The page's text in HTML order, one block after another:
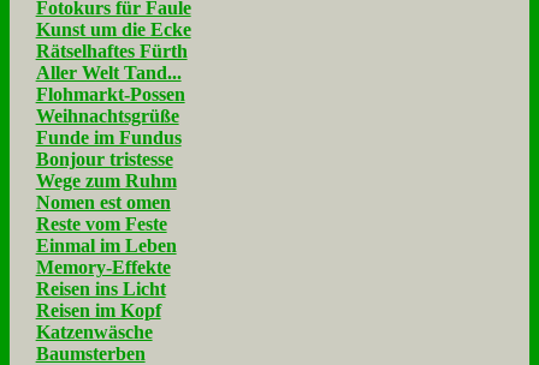
Fotokurs für Faule
Kunst um die Ecke
Rätselhaftes Fürth
Aller Welt Tand...
Flohmarkt-Possen
Weihnachtsgrüße
Funde im Fundus
Bonjour tristesse
Wege zum Ruhm
Nomen est omen
Reste vom Feste
Einmal im Leben
Memory-Effekte
Reisen ins Licht
Reisen im Kopf
Katzenwäsche
Baumsterben